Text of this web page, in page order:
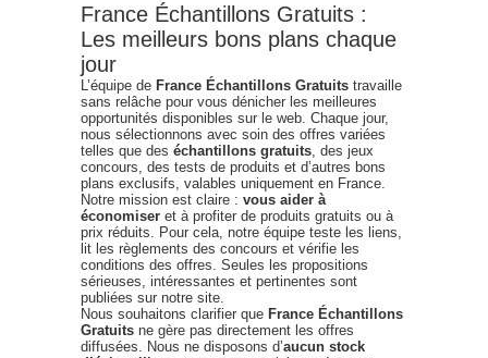
France Échantillons Gratuits :
Les meilleurs bons plans chaque
jour
L’équipe de France Échantillons Gratuits travaille
sans relâche pour vous dénicher les meilleures
opportunités disponibles sur le web. Chaque jour,
nous sélectionnons avec soin des offres variées
telles que des échantillons gratuits , des jeux
concours, des tests de produits et d’autres bons
plans exclusifs, valables uniquement en France.
Notre mission est claire : vous aider à
économiser et à profiter de produits gratuits ou à
prix réduits. Pour cela, notre équipe teste les liens,
lit les règlements des concours et vérifie les
conditions des offres. Seules les propositions
sérieuses, intéressantes et pertinentes sont
publiées sur notre site.
Nous souhaitons clarifier que France Échantillons
Gratuits ne gère pas directement les offres
diffusées. Nous ne disposons d’aucun stock